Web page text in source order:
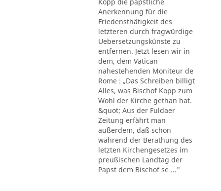
Anerkennung für die
Friedensthätigkeit des
letzteren durch fragwürdige
Uebersetzungskünste zu
entfernen. Jetzt lesen wir in
dem, dem Vatican
nahestehenden Moniteur de
Rome : „Das Schreiben billigt
Alles, was Bischof Kopp zum
Wohl der Kirche gethan hat.
&quot; Aus der Fuldaer
Zeitung erfährt man
außerdem, daß schon
während der Berathung des
letzten Kirchengesetzes im
preußischen Landtag der
Papst dem Bischof se ..."